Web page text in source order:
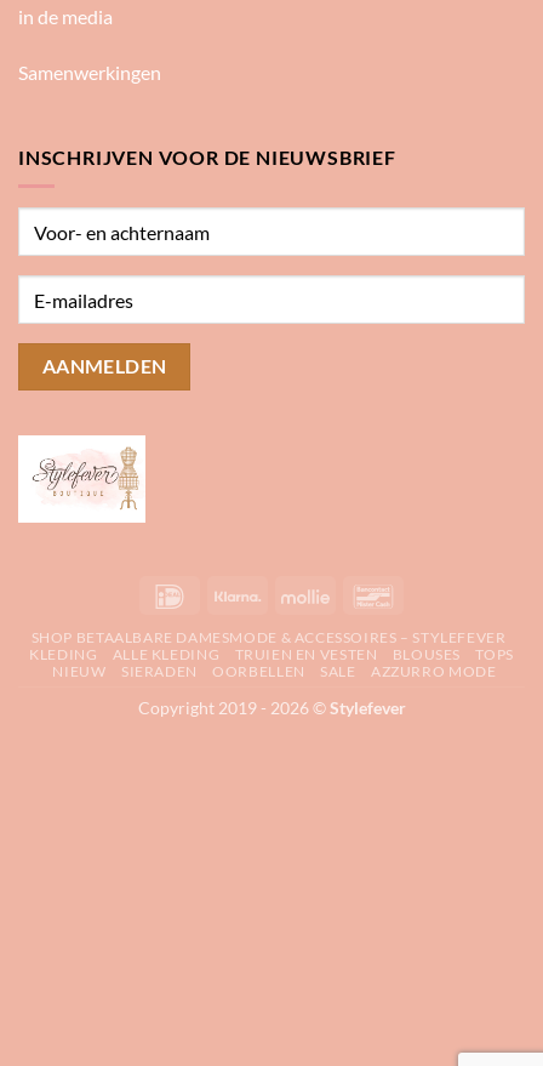
in de media
Samenwerkingen
INSCHRIJVEN VOOR DE NIEUWSBRIEF
IDeal Klarna Mollie
SHOP BETAALBARE DAMESMODE & ACCESSOIRES – STYLEFEVER
KLEDING
ALLE KLEDING TRUIEN EN VESTEN BLOUSES
TOPS
NIEUW
SIERADEN OORBELLEN SALE AZZURRO MODE
Copyright 2019 - 2026 ©Stylefever